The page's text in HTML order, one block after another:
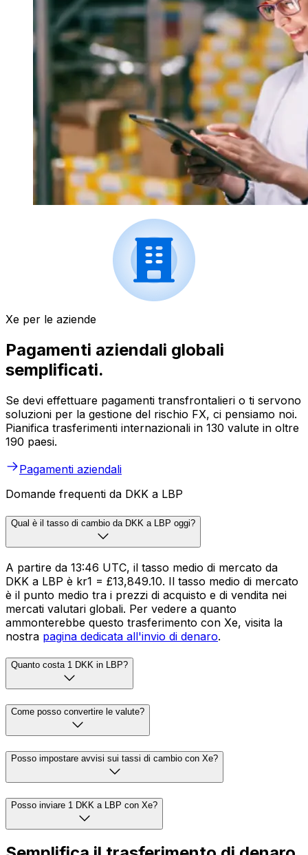
Xe per le aziende
Pagamenti aziendali globali
semplificati.
Se devi effettuare pagamenti transfrontalieri o ti servono
soluzioni per la gestione del rischio FX, ci pensiamo noi.
Pianifica trasferimenti internazionali in 130 valute in oltre
190 paesi.
Pagamenti aziendali
Domande frequenti da DKK a LBP
Qual è il tasso di cambio da DKK a LBP oggi?
A partire da 13:46 UTC, il tasso medio di mercato da
DKK a LBP è kr1 = £13,849.10. Il tasso medio di mercato
è il punto medio tra i prezzi di acquisto e di vendita nei
mercati valutari globali. Per vedere a quanto
ammonterebbe questo trasferimento con Xe, visita la
nostra pagina dedicata all'invio di denaro.
Quanto costa 1 DKK in LBP?
Come posso convertire le valute?
Posso impostare avvisi sui tassi di cambio con Xe?
Posso inviare 1 DKK a LBP con Xe?